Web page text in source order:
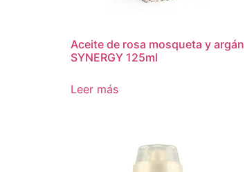
Aceite de rosa mosqueta y argán
SYNERGY 125ml
Leer más